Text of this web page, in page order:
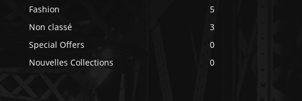
Fashion
5
Non classé
3
Special Offers
0
Nouvelles Collections
0